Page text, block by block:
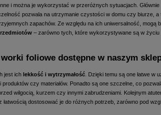
i można je wykorzystać w przeróżnych sytuacjach. Głównie
pozwala na utrzymanie czystości w domu czy biurze, a
zapachów. Ze względu na ich uniwersalność, mogą
– zarówno tych, które wykorzystywane są w życiu
foliowe dostępne w naszym
jest ich lekkość i wytrzymałość . Dzięki temu są one łatwe w
czy materiałów. Ponadto są one szczelne, co
wilgocią, kurzem czy innymi zabrudzeniami. Kolejnym
z łatwością dostosować je do różnych potrzeb, zarówno pod